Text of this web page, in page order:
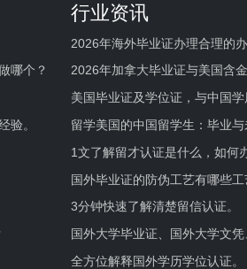
哪个？
验。
行业资讯
2026年海外毕业证办理合理的
2026年加拿大毕业证与美国含
美国毕业证及学位证，与中国学
留学美国的中国留学生：毕业
1文了解留才认证是什么，如何
国外毕业证的防伪工艺有哪些工
3分钟快速了解清楚留信认证。
国外大学毕业证、国外大学文
全方位解释国外学历学位认证。